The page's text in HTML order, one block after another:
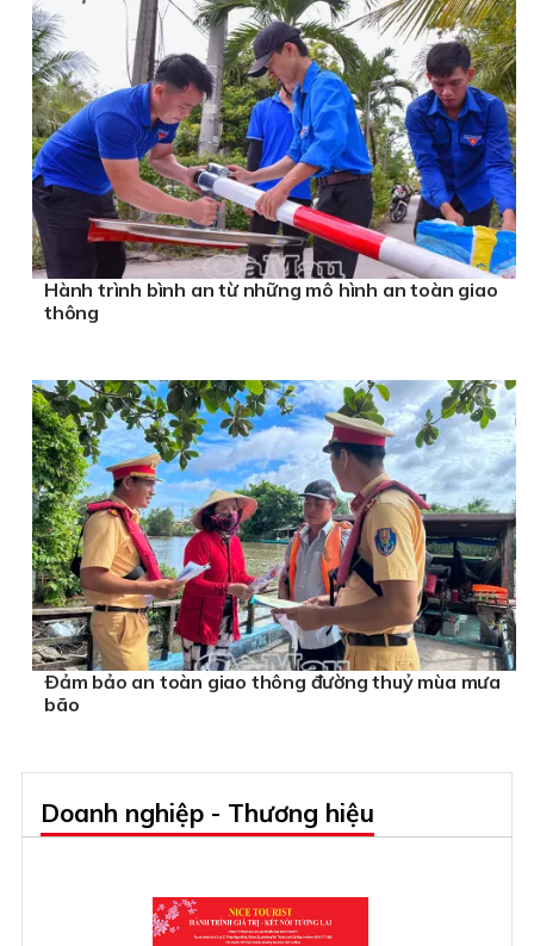
Hành trình bình an từ những mô hình an toàn giao
thông
Ðảm bảo an toàn giao thông đường thuỷ mùa mưa
bão
Doanh nghiệp - Thương hiệu